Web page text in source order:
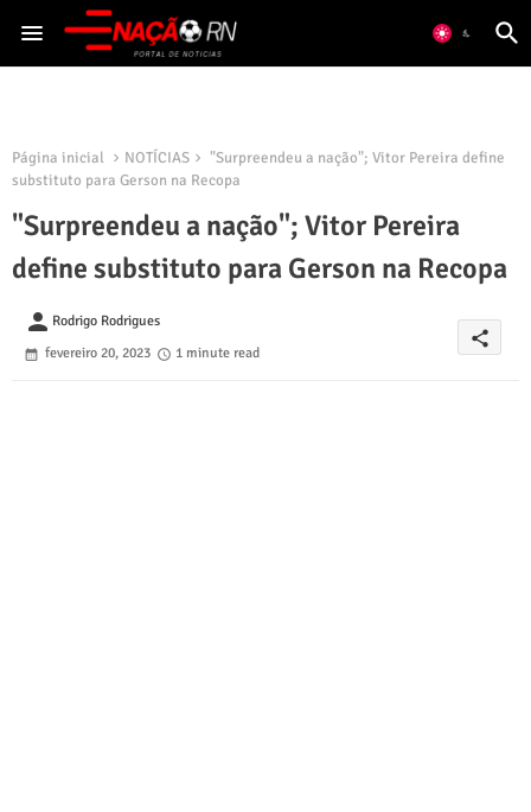
Página inicial NOTÍCIAS
"Surpreendeu a nação"; Vitor Pereira define
substituto para Gerson na Recopa
"Surpreendeu a nação"; Vitor Pereira
define substituto para Gerson na Recopa
person Rodrigo Rodrigues
fevereiro 20, 2023
1 minute read
share